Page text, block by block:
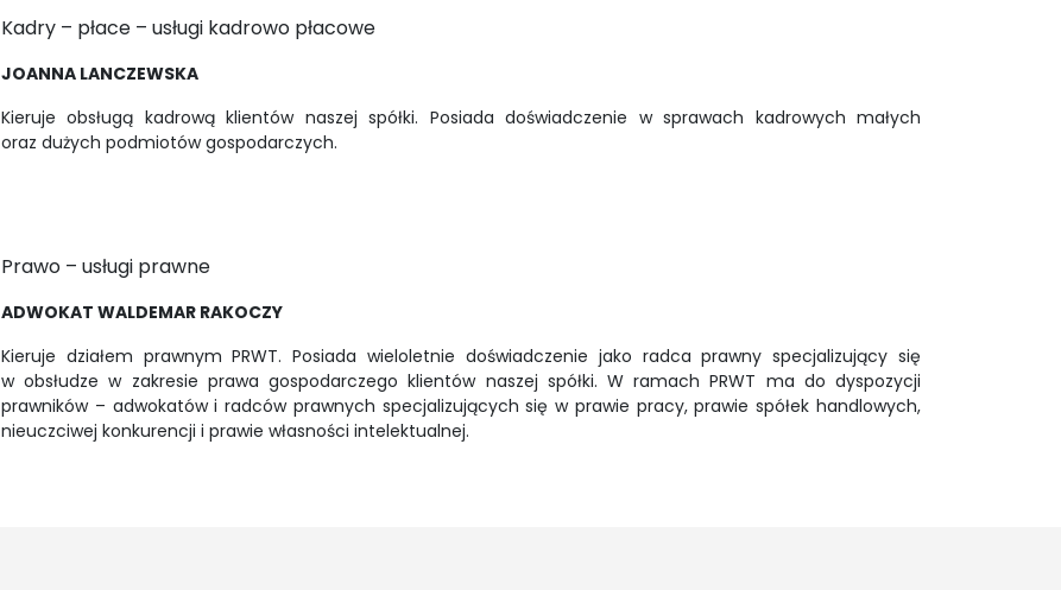
Kadry – płace – usługi kadrowo płacowe
JOANNA LANCZEWSKA
Kieruje obsługą kadrową klientów naszej spółki. Posiada doświadczenie w sprawach kadrowych małych
oraz dużych podmiotów gospodarczych.
Prawo – usługi prawne
ADWOKAT WALDEMAR RAKOCZY
Kieruje działem prawnym PRWT. Posiada wieloletnie doświadczenie jako radca prawny specjalizujący się
w obsłudze w zakresie prawa gospodarczego klientów naszej spółki. W ramach PRWT ma do dyspozycji
prawników – adwokatów i radców prawnych specjalizujących się w prawie pracy, prawie spółek handlowych,
nieuczciwej konkurencji i prawie własności intelektualnej.